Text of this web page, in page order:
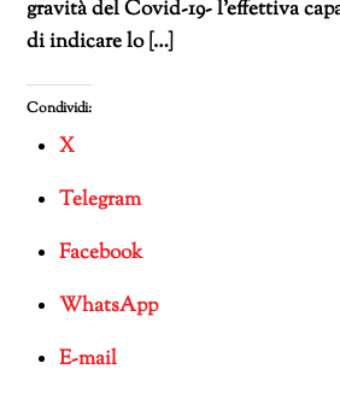
gravità del Covid-19- l’effettiva
di indicare lo […]
Condividi:
X
Telegram
Facebook
WhatsApp
E-mail